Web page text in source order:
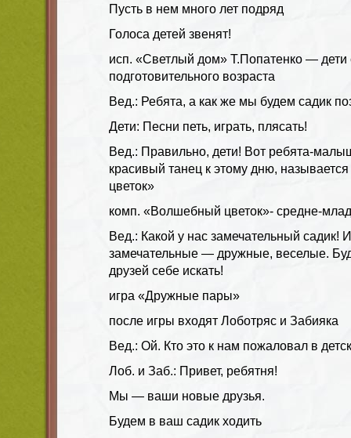
Пусть в нем много лет подряд
Голоса детей звенят!
исп. «Светлый дом» Т.Попатенко — дети
подготовительного возраста
Вед.: Ребята, а как же мы будем садик
Дети: Песни петь, играть, плясать!
Вед.: Правильно, дети! Вот ребята-
красивый танец к этому дню,
цветок»
комп. «Волшебный цветок»- средне-
Вед.: Какой у нас замечательный садик!
замечательные — дружные, веселые.
друзей себе искать!
игра «Дружные пары»
после игры входят Лоботряс и Забияка
Вед.: Ой. Кто это к нам пожаловал в
Лоб. и Заб.: Привет, ребятня!
Мы — ваши новые друзья.
Будем в ваш садик ходить